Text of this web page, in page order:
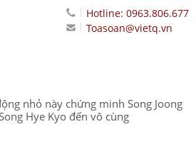
Hotline: 0963.806.677
Toasoan@vietq.vn
nhỏ này chứng minh Song Joong
Hye Kyo đến vô cùng